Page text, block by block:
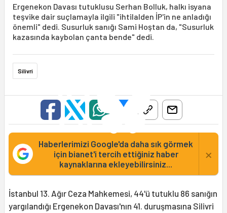
Ergenekon Davası tutuklusu Serhan Bolluk, halkı isyana
teşvike dair suçlamayla ilgili "ihtilalden İP'in ne anladığı
önemli" dedi. Susurluk sanığı Sami Hoştan da, "Susurluk
kazasında kaybolan çanta bende" dedi.
Silivri
Haberlerimizi Google'da daha sık görmek
için bianet'i tercih ettiğiniz haber
kaynaklarına ekleyebilirsiniz...
×
İstanbul 13. Ağır Ceza Mahkemesi, 44'ü tutuklu 86 sanığın
yargılandığı Ergenekon Davası'nın 41. duruşmasına Silivri